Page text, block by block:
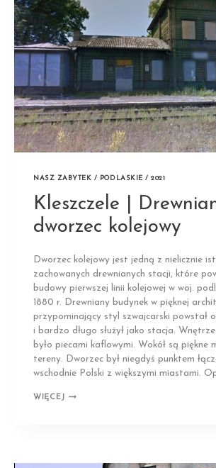
NASZ ZABYTEK / PODLASKIE / 2021
Kleszczele |
dworzec kolejowy
Dworzec kolejowy jest jedną z nielicznie
zachowanych drewnianych stacji, które
budowy pierwszej linii kolejowej w woj.
1880 r. Drewniany budynek w pięknej
przypominający styl szwajcarski powstał
i bardzo długo służył jako stacja.
było piecami kaflowymi. Wokół są piękne
tereny. Dworzec był niegdyś punktem
wschodnie Polski z większymi miastami.
WIĘCEJ KLESZCZELE